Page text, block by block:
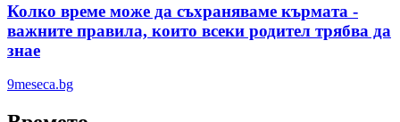
Колко време може да съхраняваме кърмата -
важните правила, които всеки родител трябва да
знае
9meseca.bg